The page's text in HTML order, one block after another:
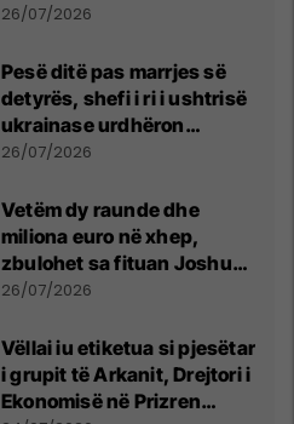
26/07/2026
Pesë ditë pas marrjes së
detyrës, shefi i ri i ushtrisë
ukrainase urdhëron
kontroll të madh
26/07/2026
Vetëm dy raunde dhe
miliona euro në xhep,
zbulohet sa fituan Joshua
e Prenga
26/07/2026
Vëllai iu etiketua si pjesëtar
i grupit të Arkanit, Drejtori i
Ekonomisë në Prizren